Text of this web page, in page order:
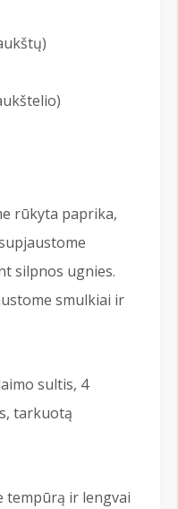
rūkyta paprika,
silpnos ugnies.
smulkiai ir
sultis, 4
tarkuotą
tempūrą ir lengvai